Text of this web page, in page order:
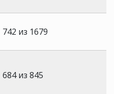
742 из 1679
684 из 845